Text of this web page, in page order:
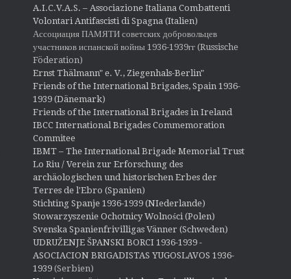
A.I.C.V.A.S. – Associazione Italiana Combattenti
Volontari Antifascisti di Spagna (Italien)
Ассоциация ПАМЯТИ советских добровольцев
участников испанской войны 1936-1939гг (Russische
Föderation)
Ernst Thälmann" e. V., Ziegenhals-Berlin"
Friends of the International Brigades, Spain 1936-
1939 (Dänemark)
Friends of the International Brigades in Ireland
IBCC International Brigades Commemoration
Commitee
IBMT – The International Brigade Memorial Trust
Lo Riu / Verein zur Erforschung des
archäologischen und historischen Erbes der
Terres de l'Ebro (Spanien)
Stichting Spanje 1936-1939 (NIederlande)
Stowarzyszenie Ochotnicy Wolności (Polen)
Svenska Spanienfrivilligas Vänner (Schweden)
UDRUŽENJE ŠPANSKI BORCI 1936-1939 -
ASOCIACION BRIGADISTAS YUGOSLAVOS 1936-
1939(Serbien)